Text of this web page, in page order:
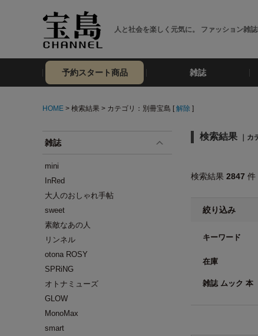
人と社会を楽しく元気に。 ファッション雑
予約スタート商品 雑誌
HOME > 検索結果 > カテゴリ：別冊宝島 [ 解除 ]
雑誌
mini
InRed
大人のおしゃれ手帖
sweet
素敵なあの人
リンネル
otona ROSY
SPRiNG
オトナミューズ
GLOW
MonoMax
smart
検索結果 ｜
検索結果 2847 件
絞り込み
キーワード
在庫
雑誌 ムック 本